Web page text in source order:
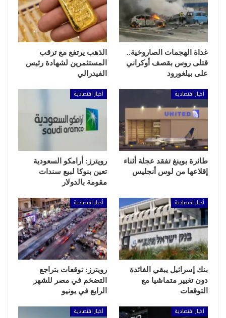
غداة الهجمات الصاروخية..
قتلى روس بقصف أوكراني
على بيلغورود
الذهب يرتفع مع ترقب
المستثمرين لشهادة رئيس
الفيدرالي
أخبار اقتصادية
طائرة بوينغ تفقد عجلة أثناء
إقلاعها من لوس أنجليس
أخبار اقتصادية
رويترز: أرامكو السعودية
تعين بنوكا لبيع سندات
مقومة بالدولار
أخبار اقتصادية
بنك إسرائيل يبقي الفائدة
دون تغيير متماشيا مع
التوقعات
أخبار اقتصادية
رويترز: توقعات بتراجع
التضخم في مصر للشهر
الرابع في يونيو
أخبار اقتصادية أخبار اقتصادية